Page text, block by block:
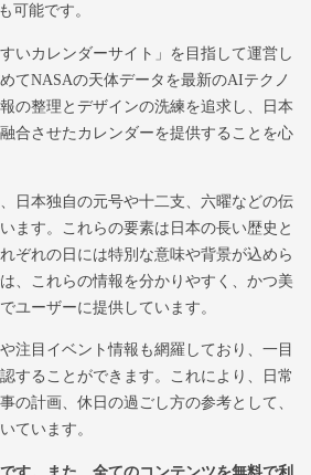
可能です。
いカレンダーサイト」を目指して運営し
てNASAの天体データを最新のAIテクノ
の整理とデザインの洗練を追求し、日本
合させたカレンダーを提供することを心
日本独自の元号や十二支、六曜などの伝
ます。これらの要素は日本の長い歴史と
ぞれの日には特別な意味や背景が込めら
、これらの情報を分かりやすく、かつ美
ユーザーに提供しています。
注目イベント情報も網羅しており、一目
することができます。これにより、日常
の計画、休日の過ごし方の参考として、
ています。
す。また、全てのコンテンツを無料で利